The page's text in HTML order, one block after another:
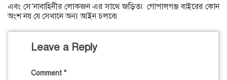
এবং সে’নাবাহিনীর লোকজন এর সাথে জড়িত৷ গোপালগঞ্জ বাইরের কোন
অংশ নয় যে সেখানে অন্য আইন চলবে৷
Leave a Reply
Comment *